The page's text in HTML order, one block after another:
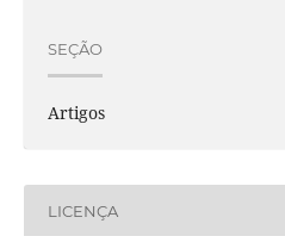
SEÇÃO
Artigos
LICENÇA